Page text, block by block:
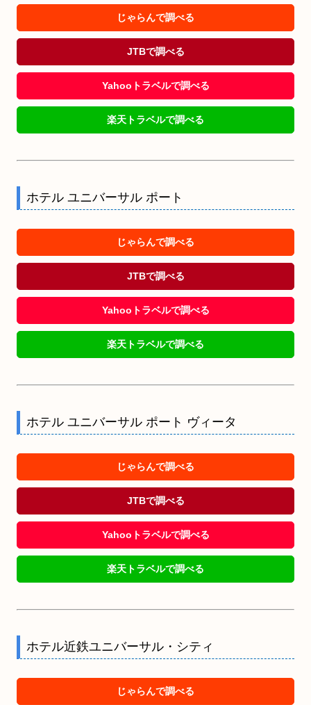
じゃらんで調べる
JTBで調べる
Yahooトラベルで調べる
楽天トラベルで調べる
ホテル ユニバーサル ポート
じゃらんで調べる
JTBで調べる
Yahooトラベルで調べる
楽天トラベルで調べる
ホテル ユニバーサル ポート ヴィータ
じゃらんで調べる
JTBで調べる
Yahooトラベルで調べる
楽天トラベルで調べる
ホテル近鉄ユニバーサル・シティ
じゃらんで調べる